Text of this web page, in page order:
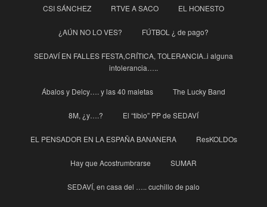
CSI SÁNCHEZ RTVE A SACO EL HONESTO
¿AÚN NO LO VES? FÚTBOL ¿ de pago?
SEDAVÍ EN FALLES FESTA,CRÍTICA, TOLERANCIA..i alguna
intolerancia…..
Ábalos y Delcy…. y las 40 maletas The Lucky Band
8M, ¿y….? El “tibio” PP de SEDAVÍ
EL PENSADOR EN LA ESPAÑA BANANERA ResKOLDOs
Hay que Acostrumbrarse SUMAR
SEDAVÍ, en casa del ….. cuchillo de palo